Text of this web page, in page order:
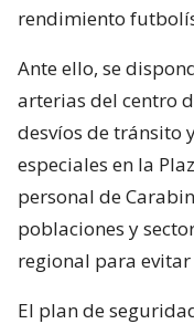
rendimiento
Ante ello, se
arterias del centro
desvíos de tránsito
especiales en la
personal de
poblaciones y
regional para evitar
El plan de